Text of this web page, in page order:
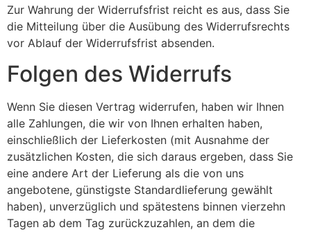
Zur Wahrung der Widerrufsfrist reicht es aus, dass Sie
die Mitteilung über die Ausübung des Widerrufsrechts
vor Ablauf der Widerrufsfrist absenden.
Folgen des Widerrufs
Wenn Sie diesen Vertrag widerrufen, haben wir Ihnen
alle Zahlungen, die wir von Ihnen erhalten haben,
einschließlich der Lieferkosten (mit Ausnahme der
zusätzlichen Kosten, die sich daraus ergeben, dass Sie
eine andere Art der Lieferung als die von uns
angebotene, günstigste Standardlieferung gewählt
haben), unverzüglich und spätestens binnen vierzehn
Tagen ab dem Tag zurückzuzahlen, an dem die